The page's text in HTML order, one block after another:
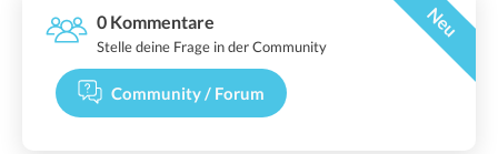
0 Kommentare Neu
Stelle deine Frage in der Community
Community / Forum